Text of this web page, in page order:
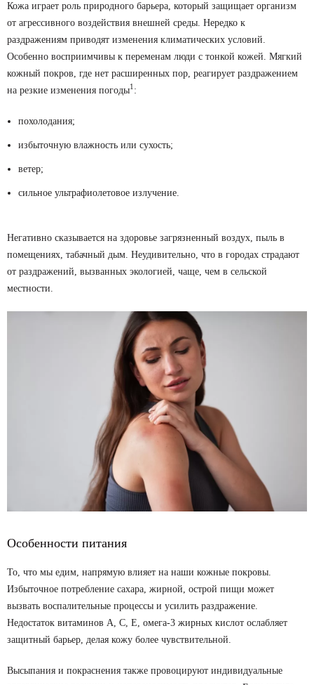
Кожа играет роль природного барьера, который защищает организм
от агрессивного воздействия внешней среды. Нередко к
раздражениям приводят изменения климатических условий.
Особенно восприимчивы к переменам люди с тонкой кожей. Мягкий
кожный покров, где нет расширенных пор, реагирует раздражением
на резкие изменения погоды1:
похолодания;
избыточную влажность или сухость;
ветер;
сильное ультрафиолетовое излучение.
Негативно сказывается на здоровье загрязненный воздух, пыль в
помещениях, табачный дым. Неудивительно, что в городах страдают
от раздражений, вызванных экологией, чаще, чем в сельской
местности.
Особенности питания
То, что мы едим, напрямую влияет на наши кожные покровы.
Избыточное потребление сахара, жирной, острой пищи может
вызвать воспалительные процессы и усилить раздражение.
Недостаток витаминов A, C, E, омега-3 жирных кислот ослабляет
защитный барьер, делая кожу более чувствительной.
Высыпания и покраснения также провоцируют индивидуальные